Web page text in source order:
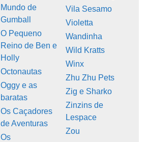
Mundo de
Gumball
O Pequeno
Reino de Ben e
Holly
Octonautas
Oggy e as
baratas
Os Caçadores
de Aventuras
Os
Vila Sesamo
Violetta
Wandinha
Wild Kratts
Winx
Zhu Zhu Pets
Zig e Sharko
Zinzins de
Lespace
Zou